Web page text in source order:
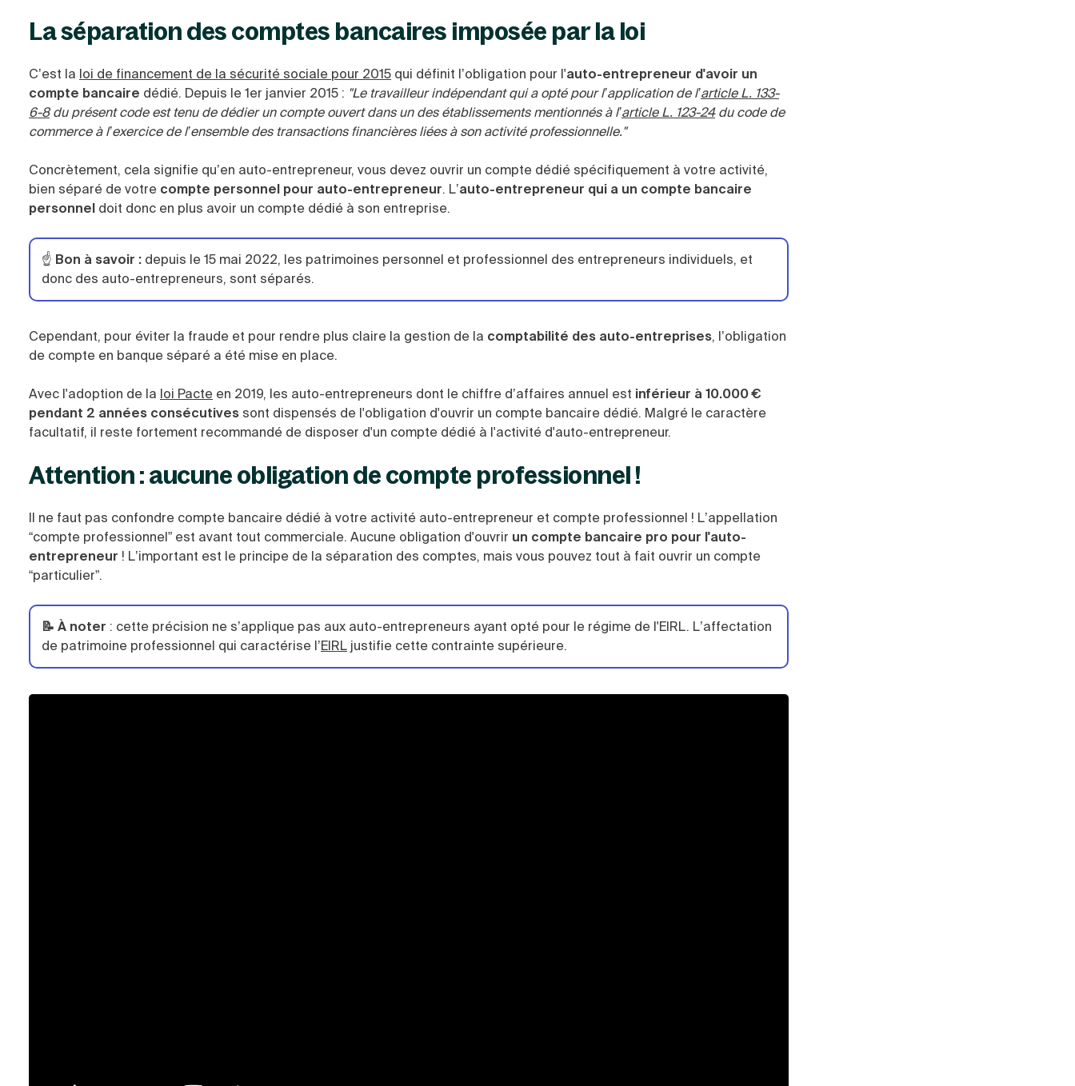
La séparation des comptes bancaires imposée par la loi
C’est la loi de financement de la sécurité sociale pour 2015 qui définit l’obligation pour l'auto-entrepreneur d'avoir un
compte bancaire dédié. Depuis le 1er janvier 2015 : "Le travailleur indépendant qui a opté pour l’application de l’article L. 133-
6-8du présent code est tenu de dédier un compte ouvert dans un des établissements mentionnés à l’article L. 123-24du code de
commerce à l’exercice de l’ensemble des transactions financières liées à son activité professionnelle."
Concrètement, cela signifie qu’en auto-entrepreneur, vous devez ouvrir un compte dédié spécifiquement à votre activité,
bien séparé de votre compte personnel pour auto-entrepreneur. L’auto-entrepreneur qui a un compte bancaire
personnel doit donc en plus avoir un compte dédié à son entreprise.
☝️ Bon à savoir : depuis le 15 mai 2022, les patrimoines personnel et professionnel des entrepreneurs individuels, et
donc des auto-entrepreneurs, sont séparés.
Cependant, pour éviter la fraude et pour rendre plus claire la gestion de la comptabilité des auto-entreprises, l’obligation
de compte en banque séparé a été mise en place.
Avec l'adoption de la loi Pacte en 2019, les auto-entrepreneurs dont le chiffre d’affaires annuel est inférieur à 10.000 €
pendant 2 années consécutives sont dispensés de l'obligation d'ouvrir un compte bancaire dédié. Malgré le caractère
facultatif, il reste fortement recommandé de disposer d'un compte dédié à l'activité d'auto-entrepreneur.
Attention : aucune obligation de compte professionnel !
Il ne faut pas confondre compte bancaire dédié à votre activité auto-entrepreneur et compte professionnel ! L’appellation
“compte professionnel” est avant tout commerciale. Aucune obligation d'ouvrir un compte bancaire pro pour l'auto-
entrepreneur ! L’important est le principe de la séparation des comptes, mais vous pouvez tout à fait ouvrir un compte
“particulier”.
📝 À noter : cette précision ne s’applique pas aux auto-entrepreneurs ayant opté pour le régime de l'EIRL. L’affectation
de patrimoine professionnel qui caractérise l’EIRL justifie cette contrainte supérieure.